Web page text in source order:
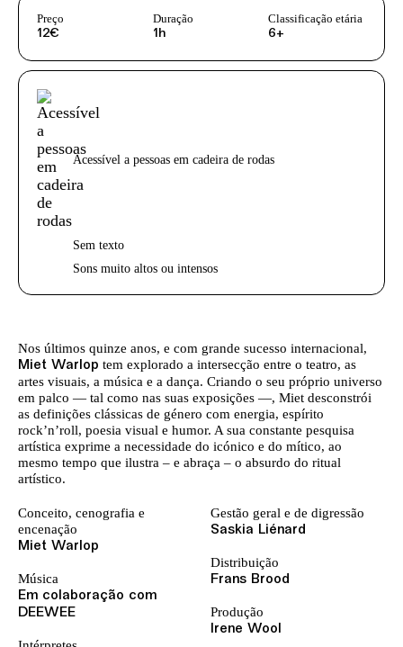
Preço
12€
Duração
1h
Classificação etária
6+
Acessibilidades do espetáculo
Acessível a pessoas em cadeira de rodas
Sem texto
Sons muito altos ou intensos
Texto biografia autores
Nos últimos quinze anos, e com grande sucesso internacional,
Miet Warlop tem explorado a intersecção entre o teatro, as
artes visuais, a música e a dança. Criando o seu próprio universo
em palco — tal como nas suas exposições —, Miet desconstrói
as definições clássicas de género com energia, espírito
rock’n’roll, poesia visual e humor. A sua constante pesquisa
artística exprime a necessidade do icónico e do mítico, ao
mesmo tempo que ilustra – e abraça – o absurdo do ritual
artístico.
Conceito, cenografia e
encenação
Miet Warlop
Música
Em colaboração com
DEEWEE
Gestão geral e de digressão
Saskia Liénard
Distribuição
Frans Brood
Produção
Irene Wool